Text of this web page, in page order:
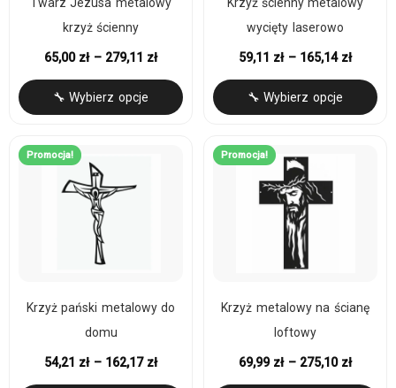
Twarz Jezusa metalowy
krzyż ścienny
65,00 zł – 279,11 zł
🔧 Wybierz opcje
Krzyż ścienny metalowy
wycięty laserowo
59,11 zł – 165,14 zł
🔧 Wybierz opcje
Promocja!
Krzyż pański metalowy do
domu
54,21 zł – 162,17 zł
Promocja!
Krzyż metalowy na ścianę
loftowy
69,99 zł – 275,10 zł